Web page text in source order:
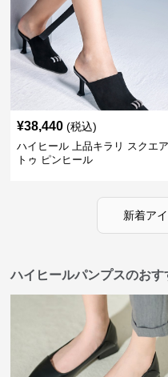
¥38,440 (税込)
ハイヒール 上品キラリ スクエア
トゥ ピンヒール
新着ア
ハイヒールパンプスのおす